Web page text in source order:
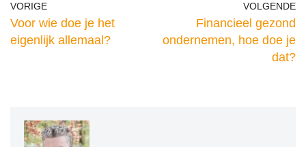
VORIGE
Voor wie doe je het
eigenlijk allemaal?
VOLGENDE
Financieel gezond
ondernemen, hoe doe je
dat?